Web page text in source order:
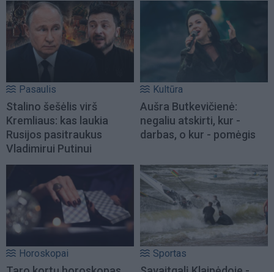
Pasaulis
Stalino šešėlis virš
Kremliaus: kas laukia
Rusijos pasitraukus
Vladimirui Putinui
Kultūra
Aušra Butkevičienė:
negaliu atskirti, kur -
darbas, o kur - pomėgis
Horoskopai Sportas